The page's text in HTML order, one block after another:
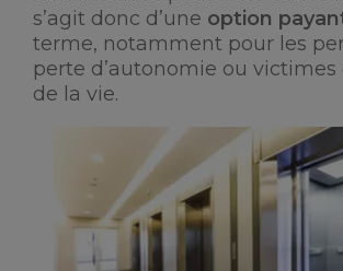
s’agit donc d’une option
terme, notamment pour les
perte d’autonomie ou victimes
de la vie.